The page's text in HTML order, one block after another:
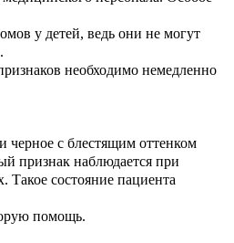
у детей, ведь они не могут
необходимо немедленно
черное с блестящим оттенком
признак наблюдается при
Такое состояние пациента
помощь.